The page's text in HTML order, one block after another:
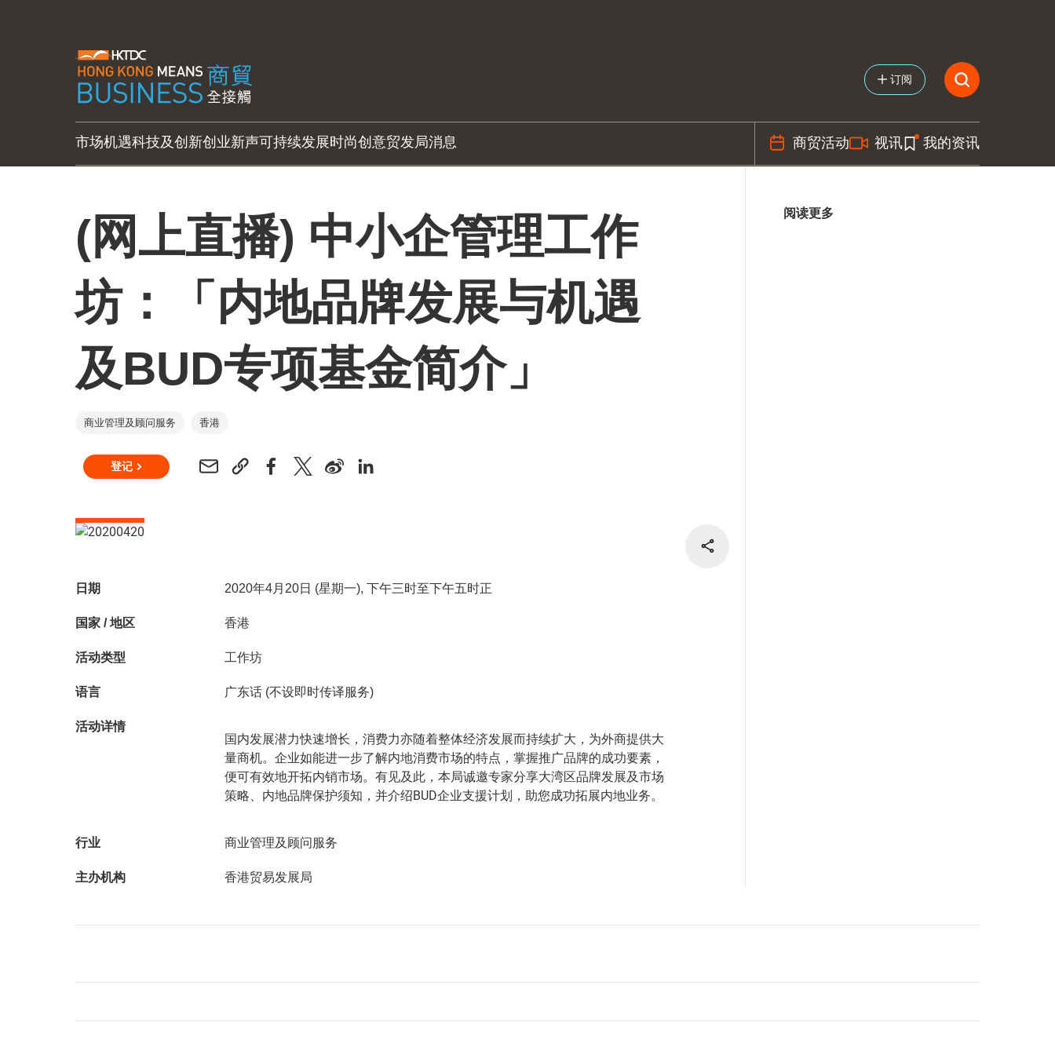
订阅
市场机遇科技及创新创业新声可持续发展时尚创意贸发局消息 商贸活动 视讯 我的资讯
(网上直播) 中小企管理工作
坊：「内地品牌发展与机遇
及BUD专项基金简介」
商业管理及顾问服务 香港
登记
日期 2020年4月20日 (星期一), 下午三时至下午五时正
国家 / 地区 香港
活动类型 工作坊
语言 广东话 (不设即时传译服务)
活动详情
国内发展潜力快速增长，消费力亦随着整体经济发展而持续扩大，为外商提供大
量商机。企业如能进一步了解内地消费市场的特点，掌握推广品牌的成功要素，
便可有效地开拓内销市场。有见及此，本局诚邀专家分享大湾区品牌发展及市场
策略、内地品牌保护须知，并介绍BUD企业支援计划，助您成功拓展内地业务。
行业 商业管理及顾问服务
主办机构 香港贸易发展局
阅读更多